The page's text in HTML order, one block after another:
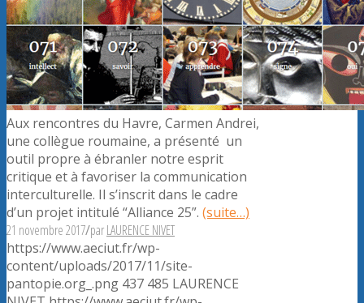
Aux rencontres du Havre, Carmen Andrei,
une collègue roumaine, a présenté un
outil propre à ébranler notre esprit
critique et à favoriser la communication
interculturelle. Il s’inscrit dans le cadre
d’un projet intitulé “Alliance 25”. (suite…)
21 novembre 2017/parLAURENCE NIVET
https://www.aeciut.fr/wp-
content/uploads/2017/11/site-
pantopie.org_.png 437 485 LAURENCE